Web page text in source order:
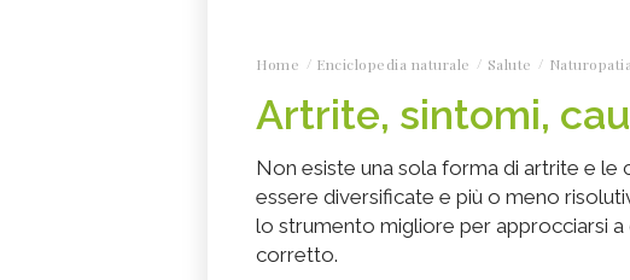
Home Enciclopedia naturale Salute Naturopatia
Artrite, sintomi,
Non esiste una sola forma di artrite e le
essere diversificate e più o meno
lo strumento migliore per approcciarsi
corretto.